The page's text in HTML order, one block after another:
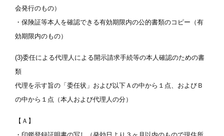
会発行のもの）
・保険証等本人を確認できる有効期限内の公的書類のコピー（有
効期限内のもの）
(3)委任による代理人による開示請求手続等の本人確認のための書
類
代理を示す旨の「委任状」および以下Ａの中から１点、およびＢ
の中から１点（本人および代理人の分）
【Ａ】